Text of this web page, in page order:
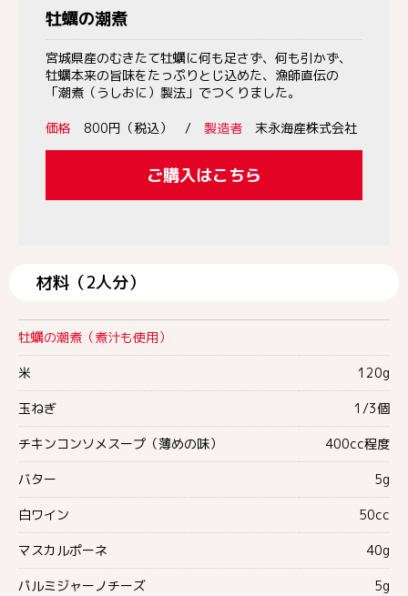
牡蠣の潮煮
宮城県産のむきたて牡蠣に何も足さず、何も引かず、
牡蠣本来の旨味をたっぷりとじ込めた、漁師直伝の
「潮煮（うしおに）製法」でつくりました。
価格 800円（税込） / 製造者 末永海産株式会社
ご購入はこちら
材料（2人分）
牡蠣の潮煮（煮汁も使用）
米 120g
玉ねぎ 1/3個
チキンコンソメスープ（薄めの味） 400cc程度
バター 5g
白ワイン 50cc
マスカルポーネ 40g
パルミジャーノチーズ 5g